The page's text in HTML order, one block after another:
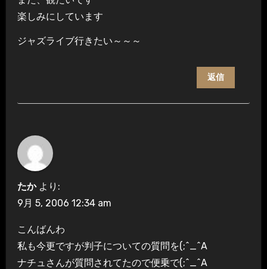
楽しみにしています
ジャズライブ行きたい～～～
返信
たか より:
9月 5, 2006 12:34 am
こんばんわ
私も今更ですが判子についての質問を(;^_^A
ナチュさんが質問されてたので便乗で(;^_^A